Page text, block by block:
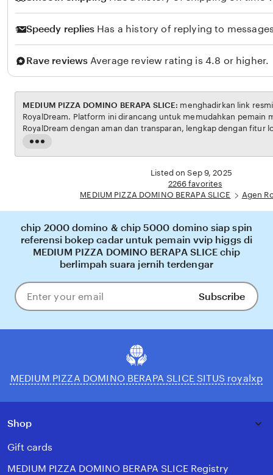
Speedy replies Has a history of replying to
Rave reviews Average review rating is 4.8 or higher.
Read
the
MEDIUM PIZZA DOMINO BERAPA SLICE:
RoyalDream. Platform ini dirancang untuk memudahkan pemain menikmati permainan
RoyalDream dengan aman dan transparan, lengkap dengan fitur login cepat dan navigasi
yang ramah pengguna. Setiap transaksi dijamin aman, sementara update hasil dan
Listed on Sep 9, 2025
2266 favorites
MEDIUM PIZZA DOMINO BERAPA SLICE
Agen
chip 2000 domino & chip 5000 domino siap spin
referensi bokep cadar untuk pemain vvip higgs di
MEDIUM PIZZA DOMINO BERAPA SLICE chip
berlimpah suara jernih terdengar
Enter
your
Subscribe
MEDIUM PIZZA DOMINO BERAPA SLICE SITUS royalxp
Shop
Gift cards
MEDIUM PIZZA DOMINO BERAPA SLICE Registry